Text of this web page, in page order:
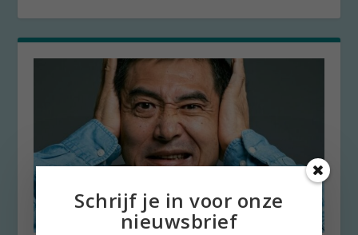
Schrijf je in voor onze
nieuwsbrief